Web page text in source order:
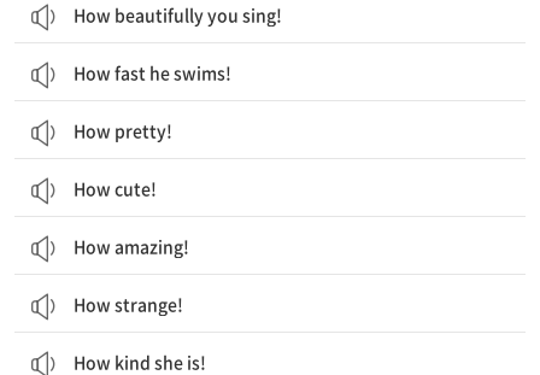
How beautifully you sing!
How fast he swims!
How pretty!
How cute!
How amazing!
How strange!
How kind she is!